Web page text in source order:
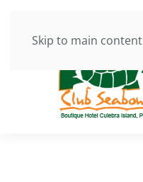
Skip to main content